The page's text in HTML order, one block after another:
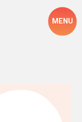
MENU